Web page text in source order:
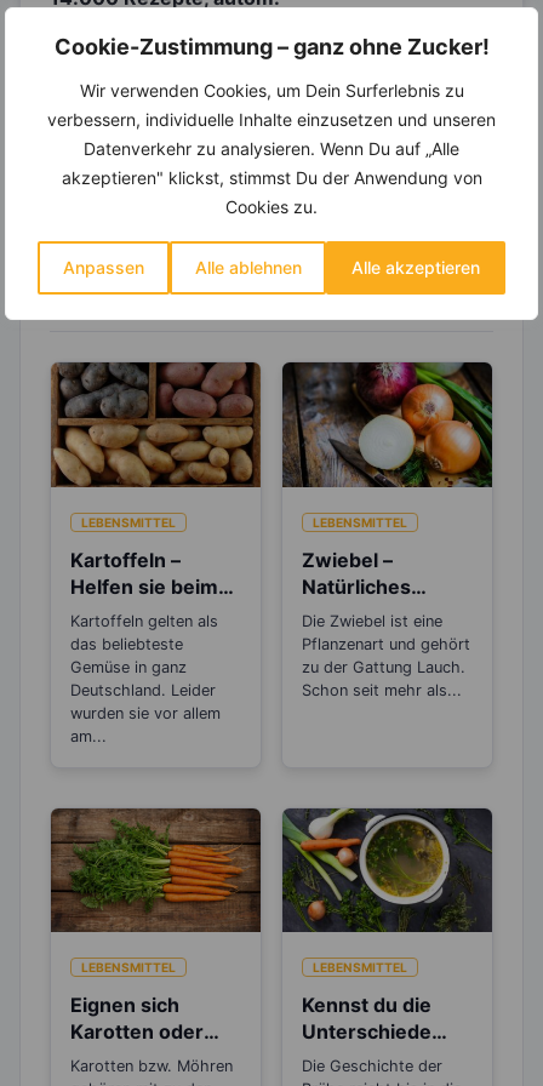
Cookie-Zustimmung – ganz ohne Zucker!
Wir verwenden Cookies, um Dein Surferlebnis zu
verbessern, individuelle Inhalte einzusetzen und unseren
Datenverkehr zu analysieren. Wenn Du auf „Alle
akzeptieren" klickst, stimmst Du der Anwendung von
Cookies zu.
Anpassen Alle ablehnen Alle akzeptieren
Einkaufsliste und noch mehr?
Entdecke dieinvikoo-Mitgliedschaft und erhalte
viele hilfreiche und zeitsparende Möglichkeiten,
um Deine Ernährung optimal zu gestalten.
Erfahre mehr über die Zutaten
dieses Rezepts
LEBENSMITTEL
Kartoffeln –
Helfen sie beim
Abnehmen oder
machen sie dick?
Kartoffeln gelten als
das beliebteste
Gemüse in ganz
Deutschland. Leider
wurden sie vor allem
am...
LEBENSMITTEL
Zwiebel –
Natürliches
Antibiotikum und
„Wunder“-
Heilmittel
Die Zwiebel ist eine
Pflanzenart und gehört
zu der Gattung Lauch.
Schon seit mehr als...
LEBENSMITTEL
Eignen sich
Karotten oder
Möhren zum
Karotten bzw. Möhren
LEBENSMITTEL
Kennst du die
Unterschiede
zwischen Brühe,
Die Geschichte der